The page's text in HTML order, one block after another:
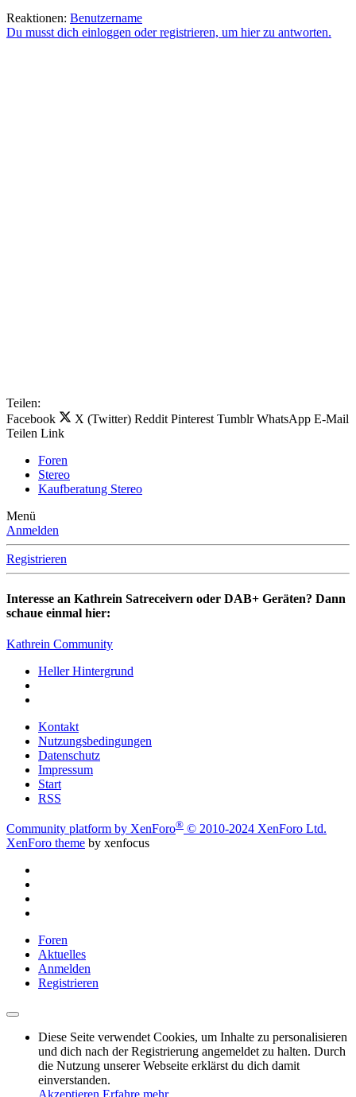
Reaktionen: Benutzername
Du musst dich einloggen oder registrieren, um hier zu antworten.
Teilen:
Facebook
X (Twitter) Reddit Pinterest Tumblr WhatsApp E-Mail
Teilen Link
Foren
Stereo
Kaufberatung Stereo
Menü
Anmelden
Registrieren
Interesse an Kathrein Satreceivern oder DAB+ Geräten? Dann
schaue einmal hier:
Kathrein Community
Heller Hintergrund
Kontakt
Nutzungsbedingungen
Datenschutz
Impressum
Start
RSS
Community platform by XenForo® © 2010-2024 XenForo Ltd.
XenForo theme by xenfocus
Foren
Aktuelles
Anmelden
Registrieren
Diese Seite verwendet Cookies, um Inhalte zu personalisieren
und dich nach der Registrierung angemeldet zu halten. Durch
die Nutzung unserer Webseite erklärst du dich damit
einverstanden.
Akzeptieren Erfahre mehr…